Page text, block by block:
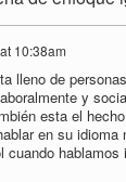
10:38am
lleno de
y
esta el
en su
cuando